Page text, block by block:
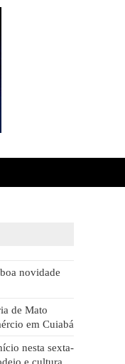
novidade
de Mato
em Cuiabá
nesta sexta-